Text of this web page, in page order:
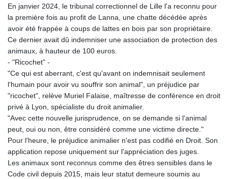
En janvier 2024, le tribunal correctionnel de Lille l'a reconnu pour
la première fois au profit de Lanna, une chatte décédée après
avoir été frappée à coups de lattes en bois par son propriétaire.
Ce dernier avait dû indemniser une association de protection des
animaux, à hauteur de 100 euros.
- "Ricochet" -
"Ce qui est aberrant, c'est qu'avant on indemnisait seulement
l'humain pour avoir vu souffrir son animal", un préjudice par
"ricochet", relève Muriel Falaise, maîtresse de conférence en droit
privé à Lyon, spécialiste du droit animalier.
"Avec cette nouvelle jurisprudence, on se demande si l'animal
peut, oui ou non, être considéré comme une victime directe."
Pour l'heure, le préjudice animalier n'est pas codifié en Droit. Son
application repose uniquement sur l'appréciation des juges.
Les animaux sont reconnus comme des êtres sensibles dans le
Code civil depuis 2015, mais leur statut demeure soumis au